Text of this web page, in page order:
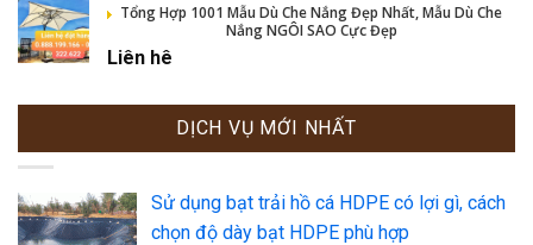
Tổng Hợp 1001 Mẫu Dù Che Nắng Đẹp Nhất, Mẫu Dù Che
Nắng NGÔI SAO Cực Đẹp
Liên hê
DỊCH VỤ MỚI NHẤT
Sử dụng bạt trải hồ cá HDPE có lợi gì, cách
chọn độ dày bạt HDPE phù hợp